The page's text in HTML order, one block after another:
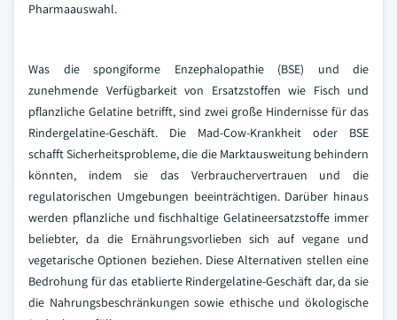
Pharmaauswahl.
Was die spongiforme Enzephalopathie (BSE) und die
zunehmende Verfügbarkeit von Ersatzstoffen wie Fisch und
pflanzliche Gelatine betrifft, sind zwei große Hindernisse für das
Rindergelatine-Geschäft. Die Mad-Cow-Krankheit oder BSE
schafft Sicherheitsprobleme, die die Marktausweitung behindern
könnten, indem sie das Verbrauchervertrauen und die
regulatorischen Umgebungen beeinträchtigen. Darüber hinaus
werden pflanzliche und fischhaltige Gelatineersatzstoffe immer
beliebter, da die Ernährungsvorlieben sich auf vegane und
vegetarische Optionen beziehen. Diese Alternativen stellen eine
Bedrohung für das etablierte Rindergelatine-Geschäft dar, da sie
die Nahrungsbeschränkungen sowie ethische und ökologische